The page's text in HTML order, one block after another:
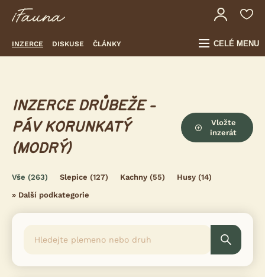
INZERCE DISKUSE ČLÁNKY CELÉ MENU
INZERCE DRŮBEŽE -
PÁV KORUNKATÝ
(MODRÝ)
Vložte
inzerát
Vše (263) Slepice (127) Kachny (55) Husy (14)
» Další podkategorie